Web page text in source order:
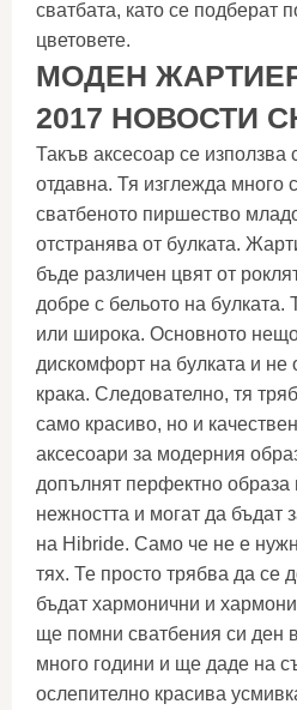
сватбата, като се подберат
цветовете.
МОДЕН
2017 НОВОСТИ
Такъв аксесоар се използва
отдавна. Тя изглежда много
сватбеното пиршество
отстранява от булката.
бъде различен цвят от
добре с бельото на
или широка. Основното
дискомфорт на булката и не
крака. Следователно, тя
само красиво, но и
аксесоари за модерния
допълнят перфектно образа
нежността и могат да бъдат
на Hibride. Само че не е
тях. Те просто трябва да се
бъдат хармонични и
ще помни сватбения си ден
много години и ще даде на
ослепително красива